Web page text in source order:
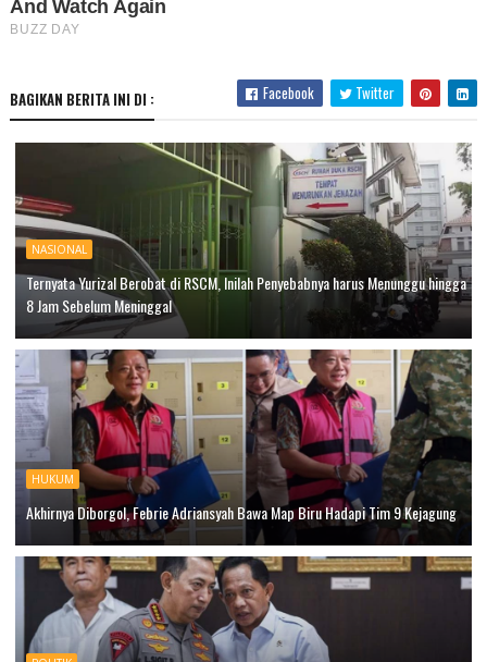
BAGIKAN BERITA INI DI : Facebook Twitter
NASIONAL
Ternyata Yurizal Berobat di RSCM, Inilah Penyebabnya harus Menunggu hingga
8 Jam Sebelum Meninggal
HUKUM
Akhirnya Diborgol, Febrie Adriansyah Bawa Map Biru Hadapi Tim 9 Kejagung